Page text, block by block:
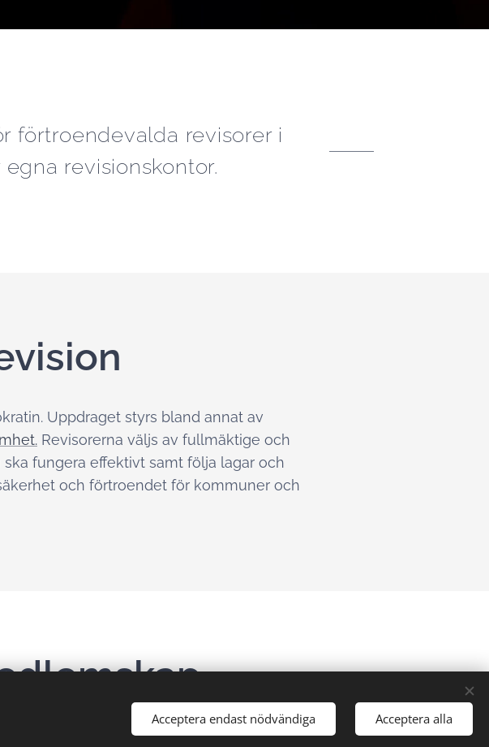
förtroendevalda revisorer i
revisionskontor.
Uppdraget styrs bland annat av
Revisorerna väljs av fullmäktige och
fungera effektivt samt följa lagar och
och förtroendet för kommuner och
och regioner som har egna revisionskontor kan
Acceptera endast nödvändiga Acceptera alla